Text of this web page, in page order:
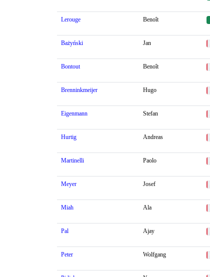
Lerouge Benoît
Bażyński Jan
Bontout Benoît
Brenninkmeijer Hugo
Eigenmann Stefan
Hurtig Andreas
Martinelli Paolo
Meyer Josef
Miah Ala
Pal Ajay
Peter Wolfgang